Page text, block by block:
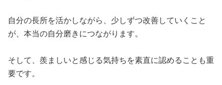
自分の長所を活かしながら、少しずつ改善していくこと
が、本当の自分磨きにつながります。
そして、羨ましいと感じる気持ちを素直に認めることも重
要です。